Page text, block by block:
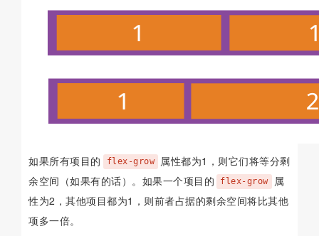
如果所有项目的 flex-grow
属性都为1，则它们将等分剩
余空间（如果有的话）。如果一个项目的
flex-grow
属
性为2，其他项目都为1，则前者占据的剩余空间将比其他
项多一倍。